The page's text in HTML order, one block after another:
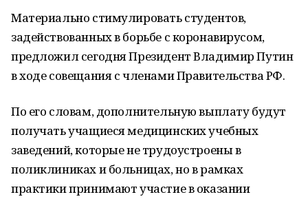
Материально стимулировать студентов,
задействованных в борьбе с коронавирусом,
предложил сегодня Президент Владимир Путин
в ходе совещания с членами Правительства РФ.
По его словам, дополнительную выплату будут
получать учащиеся медицинских учебных
заведений, которые не трудоустроены в
поликлиниках и больницах, но в рамках
практики принимают участие в оказании